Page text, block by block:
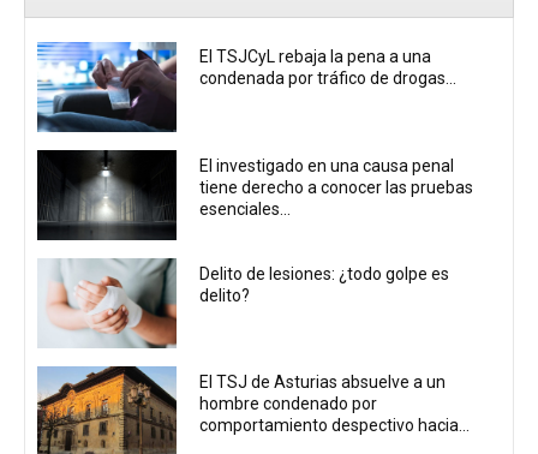
El TSJCyL rebaja la pena a una
condenada por tráfico de drogas...
El investigado en una causa penal
tiene derecho a conocer las pruebas
esenciales...
Delito de lesiones: ¿todo golpe es
delito?
El TSJ de Asturias absuelve a un
hombre condenado por
comportamiento despectivo hacia...